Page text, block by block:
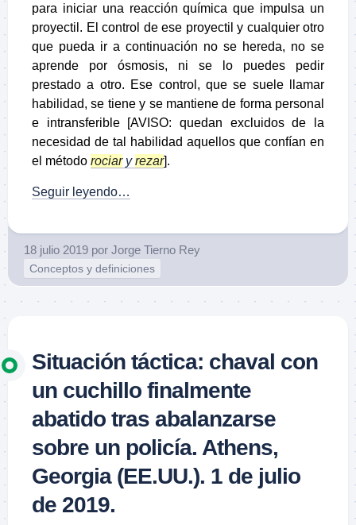
para iniciar una reacción química que impulsa un
proyectil. El control de ese proyectil y cualquier otro
que pueda ir a continuación no se hereda, no se
aprende por ósmosis, ni se lo puedes pedir
prestado a otro. Ese control, que se suele llamar
habilidad, se tiene y se mantiene de forma personal
e intransferible [AVISO: quedan excluidos de la
necesidad de tal habilidad aquellos que confían en
el método rociaryrezar].
Seguir leyendo…
18 julio 2019 por Jorge Tierno Rey
Conceptos y definiciones
Situación táctica: chaval con
un cuchillo finalmente
abatido tras abalanzarse
sobre un policía. Athens,
Georgia (EE.UU.). 1 de julio
de 2019.